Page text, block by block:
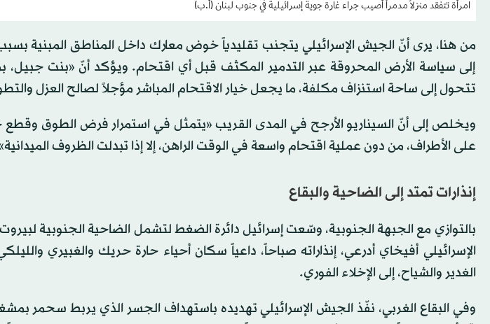
امرأة تتفقد منزلاً مدمراً أصيب جراء غارة جوية إسرائيلية في جنوب لبنان (أ.ب)
من هنا، يرى أنّ الجيش الإسرائيلي يتجنب تقليدياً خوض معارك داخل المناطق المبنية
إلى سياسة الأرض المحروقة عبر التدمير المكثف قبل أي اقتحام. ويؤكد أنّ «بنت
تتحول إلى ساحة استنزاف مكلفة، ما يجعل خيار الاقتحام المباشر مؤجلاً لصالح العزل
ويخلص إلى أنّ السيناريو الأرجح في المدى القريب «يتمثل في استمرار فرض الطوق وقطع
على الأطراف، من دون عملية اقتحام واسعة في الوقت الراهن، إلا إذا تبدلت الظروف
إنذارات تمتد إلى الضاحية والبقاع
بالتوازي مع الجبهة الجنوبية، وسّعت إسرائيل دائرة الضغط لتشمل الضاحية الجنوبية
الإسرائيلي أفيخاي أدرعي، إنذاراته صباحاً، داعياً سكان أحياء حارة حريك والغبيري
الغدير والشياح، إلى الإخلاء الفوري.
وفي البقاع الغربي، نفّذ الجيش الإسرائيلي تهديده باستهداف الجسر الذي يربط سحمر